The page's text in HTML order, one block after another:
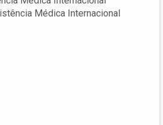
Médica Internacional